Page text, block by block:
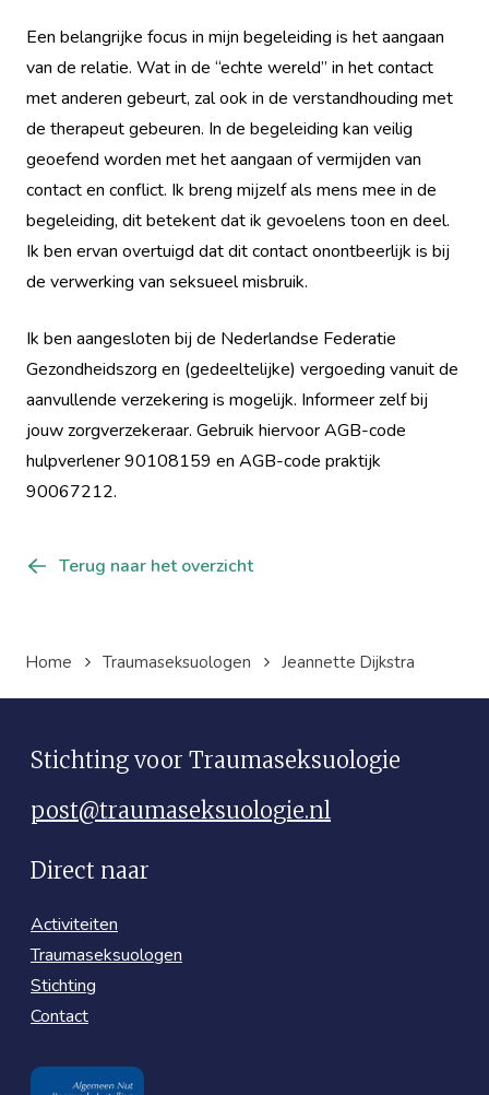
Een belangrijke focus in mijn begeleiding is het aangaan
van de relatie. Wat in de “echte wereld” in het contact
met anderen gebeurt, zal ook in de verstandhouding met
de therapeut gebeuren. In de begeleiding kan veilig
geoefend worden met het aangaan of vermijden van
contact en conflict. Ik breng mijzelf als mens mee in de
begeleiding, dit betekent dat ik gevoelens toon en deel.
Ik ben ervan overtuigd dat dit contact onontbeerlijk is bij
de verwerking van seksueel misbruik.
Ik ben aangesloten bij de Nederlandse Federatie
Gezondheidszorg en (gedeeltelijke) vergoeding vanuit de
aanvullende verzekering is mogelijk. Informeer zelf bij
jouw zorgverzekeraar. Gebruik hiervoor AGB-code
hulpverlener 90108159 en AGB-code praktijk
90067212.
Terug naar het overzicht
Home Traumaseksuologen Jeannette Dijkstra
Stichting voor Traumaseksuologie
post@traumaseksuologie.nl
Direct naar
Activiteiten
Traumaseksuologen
Stichting
Contact